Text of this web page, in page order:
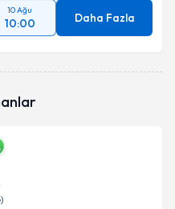
10 Ağu
10:00 Daha Fazla